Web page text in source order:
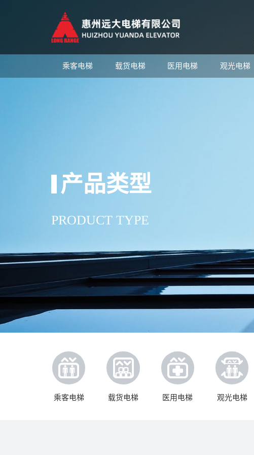
乘客电梯 载货电梯 医用电梯 观光电梯
产品类型
PRODUCT TYPE
乘客电梯 载货电梯 医用电梯 观光电梯